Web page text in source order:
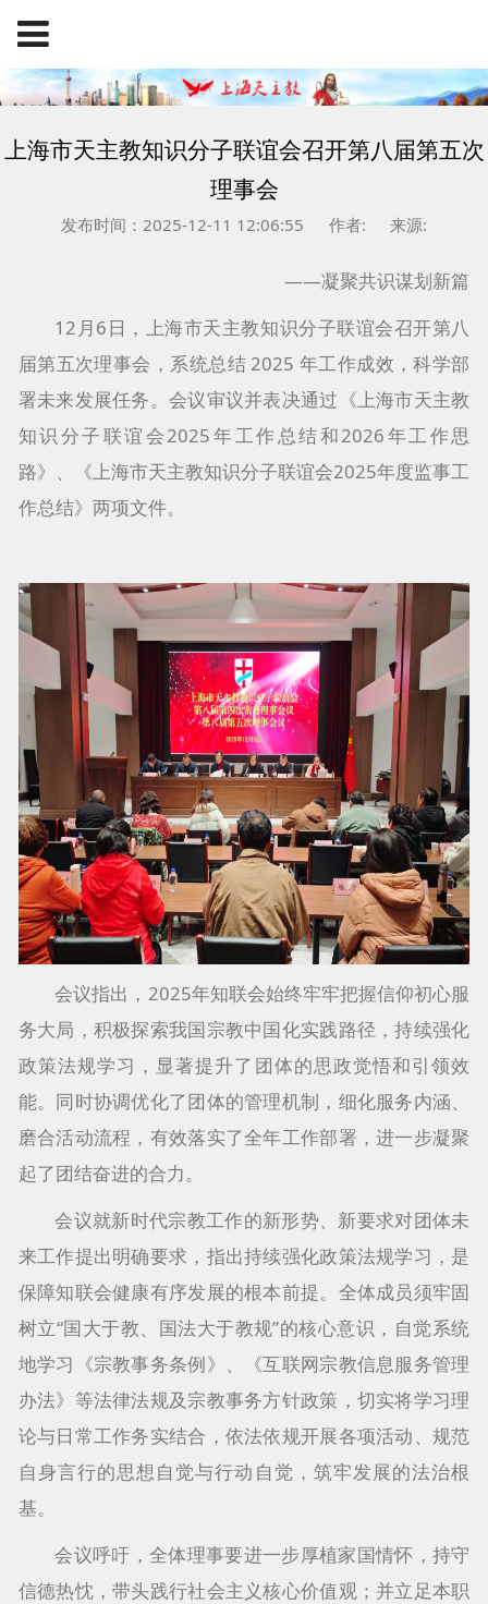
上海市天主教知识分子联谊会召开第八届第五次
理事会
发布时间：2025-12-11 12:06:55 作者: 来源:
——凝聚共识谋划新篇
12月6日，上海市天主教知识分子联谊会召开第八
届第五次理事会，系统总结 2025 年工作成效，科学部
署未来发展任务。会议审议并表决通过《上海市天主教
知识分子联谊会2025年工作总结和2026年工作思
路》、《上海市天主教知识分子联谊会2025年度监事工
作总结》两项文件。
会议指出，2025年知联会始终牢牢把握信仰初心服
务大局，积极探索我国宗教中国化实践路径，持续强化
政策法规学习，显著提升了团体的思政觉悟和引领效
能。同时协调优化了团体的管理机制，细化服务内涵、
磨合活动流程，有效落实了全年工作部署，进一步凝聚
起了团结奋进的合力。
会议就新时代宗教工作的新形势、新要求对团体未
来工作提出明确要求，指出持续强化政策法规学习，是
保障知联会健康有序发展的根本前提。全体成员须牢固
树立“国大于教、国法大于教规”的核心意识，自觉系统
地学习《宗教事务条例》、《互联网宗教信息服务管理
办法》等法律法规及宗教事务方针政策，切实将学习理
论与日常工作务实结合，依法依规开展各项活动、规范
自身言行的思想自觉与行动自觉，筑牢发展的法治根
基。
会议呼吁，全体理事要进一步厚植家国情怀，持守
信德热忱，带头践行社会主义核心价值观；并立足本职